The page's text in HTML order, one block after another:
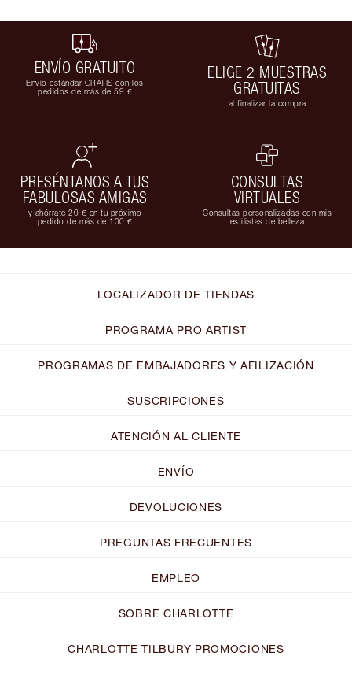
ENVÍO GRATUITO
Envío estándar GRATIS con los
pedidos de más de 59 €
ELIGE 2 MUESTRAS
GRATUITAS
al finalizar la compra
PRESÉNTANOS A TUS
FABULOSAS AMIGAS
y ahórrate 20 € en tu próximo
pedido de más de 100 €
CONSULTAS
VIRTUALES
Consultas personalizadas con mis
estilistas de belleza
LOCALIZADOR DE TIENDAS
PROGRAMA PRO ARTIST
PROGRAMAS DE EMBAJADORES Y AFILIZACIÓN
SUSCRIPCIONES
ATENCIÓN AL CLIENTE
ENVÍO
DEVOLUCIONES
PREGUNTAS FRECUENTES
EMPLEO
SOBRE CHARLOTTE
CHARLOTTE TILBURY PROMOCIONES